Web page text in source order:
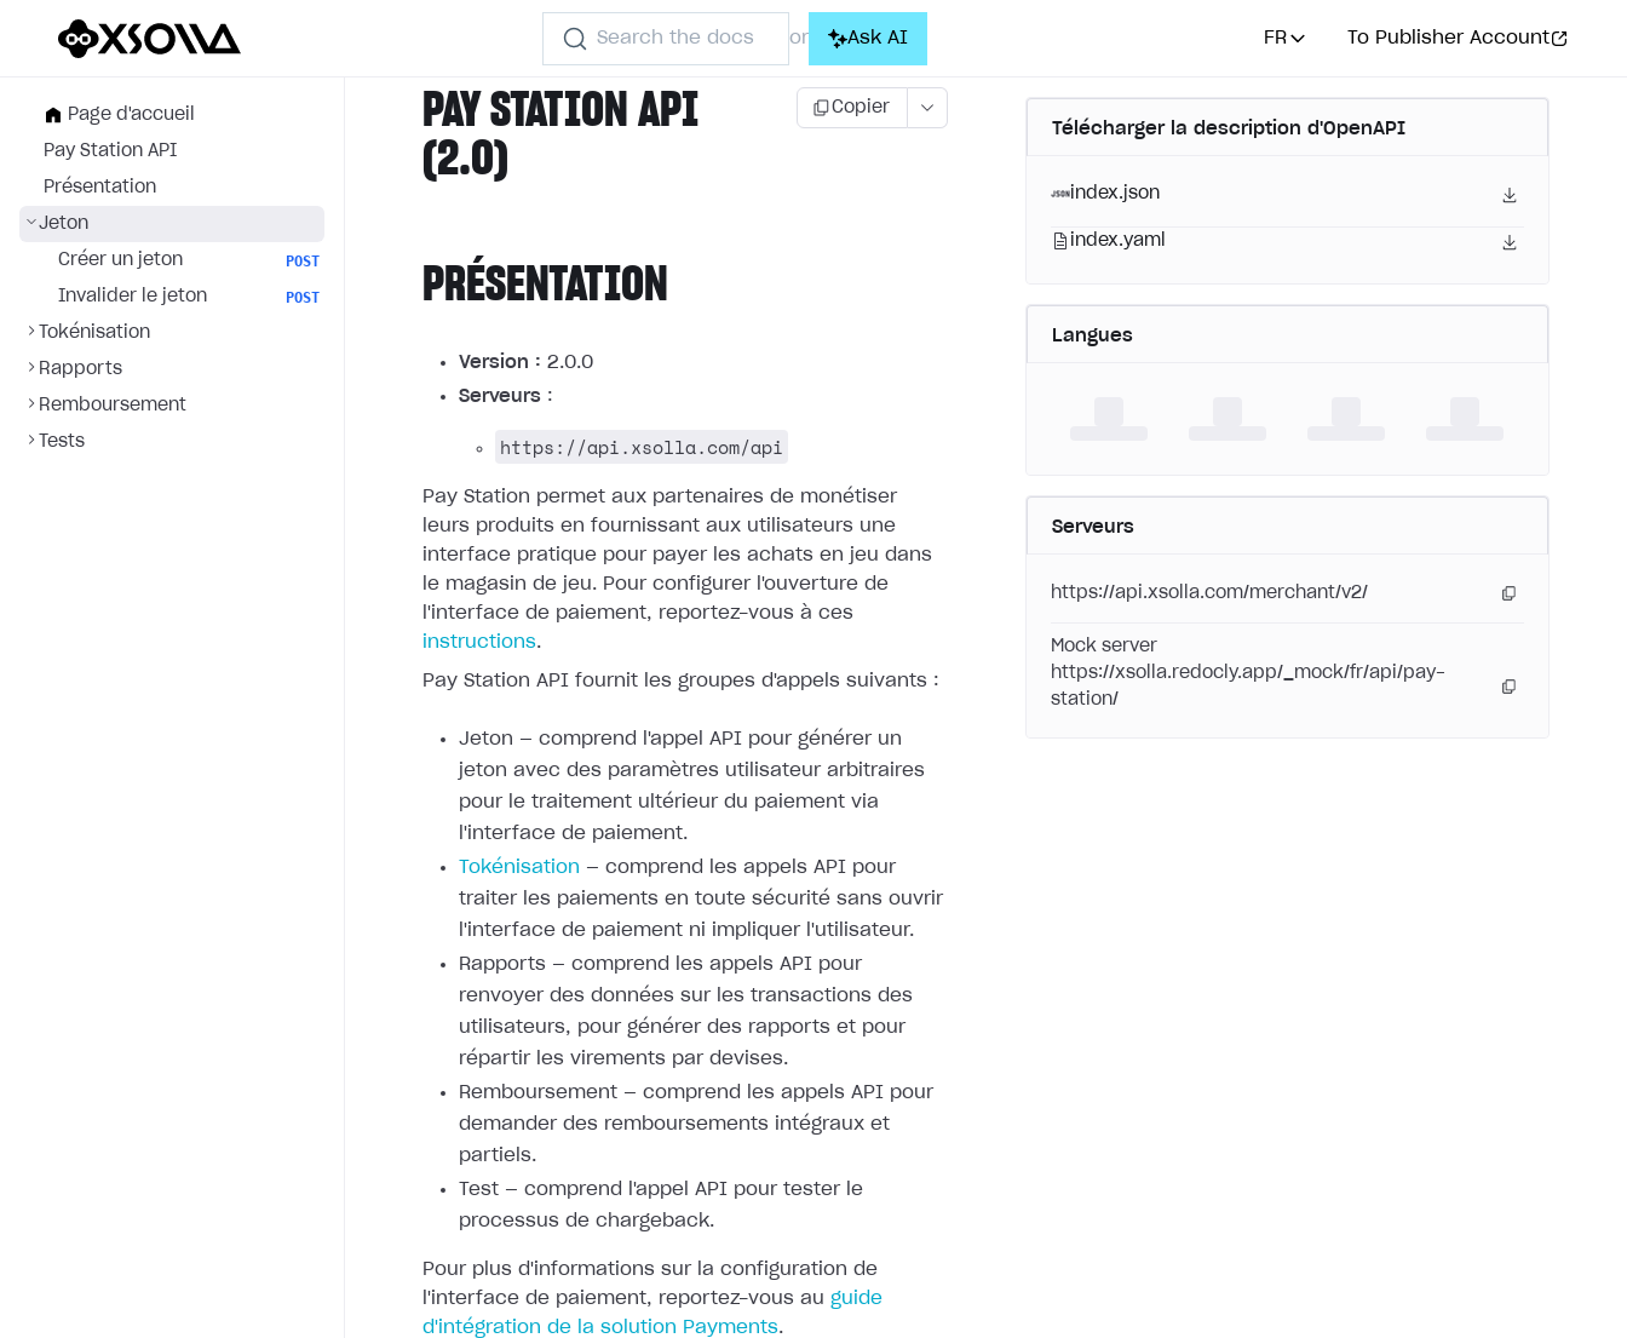
Search the docs or Ask AI FR To Publisher Account
Page d'accueil
Pay Station API
Présentation
Jeton
Créer un jeton POST
Invalider le jeton POST
Tokénisation
Rapports
Remboursement
Tests
PAY STATION API
(2.0)
Copier
PRÉSENTATION
Version : 2.0.0
Serveurs :
https://api.xsolla.com/api
Pay Station permet aux partenaires de monétiser
leurs produits en fournissant aux utilisateurs une
interface pratique pour payer les achats en jeu dans
le magasin de jeu. Pour configurer l'ouverture de
l'interface de paiement, reportez-vous à ces
instructions.
Pay Station API fournit les groupes d'appels suivants :
Jeton — comprend l'appel API pour générer un
jeton avec des paramètres utilisateur arbitraires
pour le traitement ultérieur du paiement via
l'interface de paiement.
Tokénisation — comprend les appels API pour
traiter les paiements en toute sécurité sans ouvrir
l'interface de paiement ni impliquer l'utilisateur.
Rapports — comprend les appels API pour
renvoyer des données sur les transactions des
utilisateurs, pour générer des rapports et pour
répartir les virements par devises.
Remboursement — comprend les appels API pour
demander des remboursements intégraux et
partiels.
Test — comprend l'appel API pour tester le
processus de chargeback.
Pour plus d'informations sur la configuration de
l'interface de paiement, reportez-vous au guide
d'intégration de la solution Payments.
Télécharger la description d'OpenAPI
index.json
index.yaml
Langues
Serveurs
https://api.xsolla.com/merchant/v2/
Mock server
https://xsolla.redocly.app/_mock/fr/api/pay-
station/